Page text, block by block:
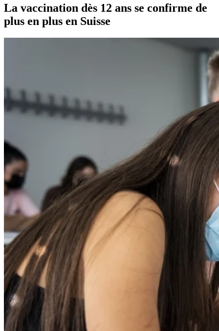
La vaccination dès 12 ans se confirme de
plus en plus en Suisse